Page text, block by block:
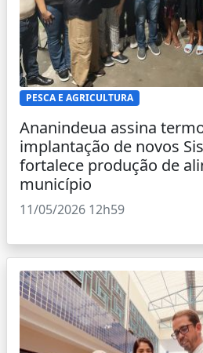
PESCA E AGRICULTURA
Ananindeua assina
implantação de novos
fortalece produção de
município
11/05/2026 12h59